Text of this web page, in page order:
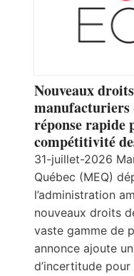
Nouveaux
manufacturiers
réponse rapide
compétitivité
31-juillet-2026
Québec (MEQ)
l’administration
nouveaux droits
vaste gamme de
annonce ajoute
d’incertitude